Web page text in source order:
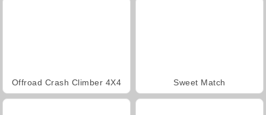
Offroad Crash Climber 4X4 Sweet Match